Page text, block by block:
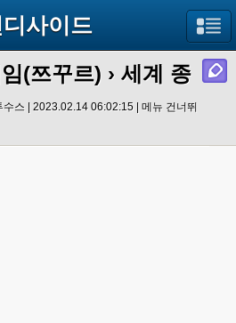
디사이드
(쯔꾸르) › 세계 종
수스 | 2023.02.14 06:02:15 | 메뉴 건너뛰